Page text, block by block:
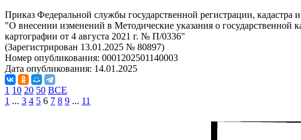
Приказ Федеральной службы государственной регистрации,
"О внесении изменений в Методические указания о государственной
картографии от 4 августа 2021 г. № П/0336"
(Зарегистрирован 13.01.2025 № 80897)
Номер опубликования: 0001202501140003
Дата опубликования: 14.01.2025
1 10 20 50 ВСЕ
1 ... 3 4 5 6 7 8 9 ... 11